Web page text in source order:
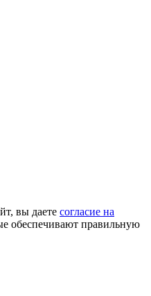
вы даете согласие на
обеспечивают правильную